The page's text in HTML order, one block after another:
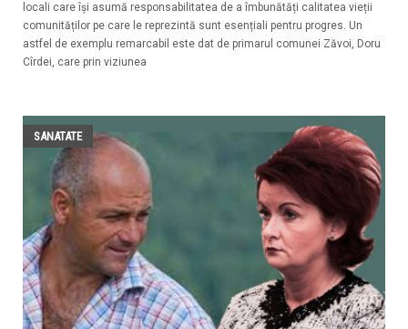
locali care își asumă responsabilitatea de a îmbunătăți calitatea vieții
comunităților pe care le reprezintă sunt esențiali pentru progres. Un
astfel de exemplu remarcabil este dat de primarul comunei Zăvoi, Doru
Cîrdei, care prin viziunea
SANATATE